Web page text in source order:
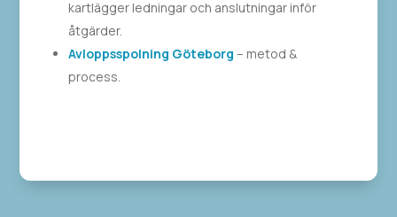
kartlägger ledningar och anslutningar inför
åtgärder.
Avloppsspolning Göteborg – metod &
process.